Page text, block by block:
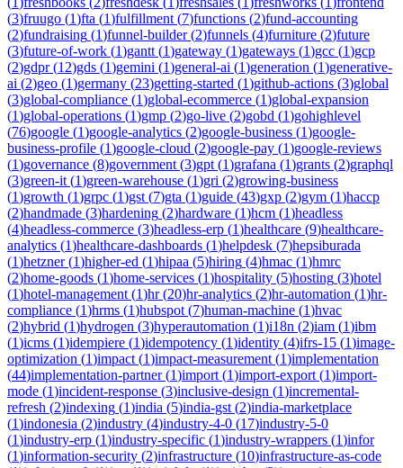
(3)fruugo (1)fta (1)fulfillment (7)functions (2)fund-accounting
(2)fundraising (1)funnel-builder(2)funnels (4)furniture (2)future
(3)future-of-work (1)gantt (1)gateway (1)gateways (1)gcc (1)gcp
(2)gdpr(12)gds (1)gemini (1)general-ai (1)generation (1)generative-
ai (2)geo (1)germany (23)getting-started (1)github-actions (3)global
(3)global-compliance (1)global-ecommerce (1)global-expansion
(1)global-operations (1)gmp (2)go-live (2)gobd (1)gohighlevel
(76)google (1)google-analytics (2)google-business (1)google-
business-profile (1)google-cloud (2)google-pay (1)google-reviews
(1)governance (8)government (3)gpt (1)grafana (1)grants (2)graphql
(3)green-it (1)green-warehouse (1)gri (2)growing-business
(1)growth (1)grpc (1)gst (7)gta (1)guide (43)gxp (2)gym (1)haccp
(2)handmade (3)hardening (2)hardware (1)hcm (1)headless
(4)headless-commerce (3)headless-erp (1)healthcare (9)healthcare-
analytics (1)healthcare-dashboards (1)helpdesk (7)hepsiburada
(1)hetzner(1)higher-ed (1)hipaa (5)hiring (4)hmac (1)hmrc
(2)home-goods (1)home-services (1)hospitality (5)hosting (3)hotel
(1)hotel-management (1)hr(20)hr-analytics (2)hr-automation (1)hr-
compliance (1)hrms (1)hubspot (7)human-machine (1)hvac
(2)hybrid (1)hydrogen (3)hyperautomation (1)i18n (2)iam (1)ibm
(1)icms (1)idempiere (1)idempotency (1)identity (4)ifrs-15 (1)image-
optimization (1)impact (1)impact-measurement (1)implementation
(44)implementation-partner(1)import (1)import-export (1)import-
mode (1)incident-response (3)inclusive-design (1)incremental-
refresh (2)indexing (1)india (5)india-gst (2)india-marketplace
(1)indonesia (2)industry (4)industry-4-0 (17)industry-5-0
(1)industry-erp (1)industry-specific (1)industry-wrappers (1)infor
(1)information-security (2)infrastructure (10)infrastructure-as-code